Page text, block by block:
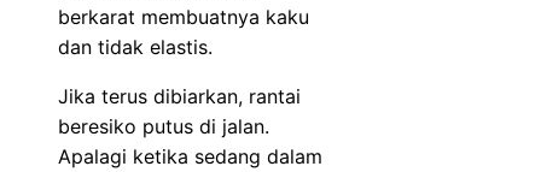
berkarat membuatnya kaku
dan tidak elastis.
Jika terus dibiarkan, rantai
beresiko putus di jalan.
Apalagi ketika sedang dalam